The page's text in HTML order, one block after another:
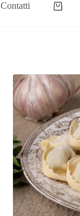
Contatti Carrello